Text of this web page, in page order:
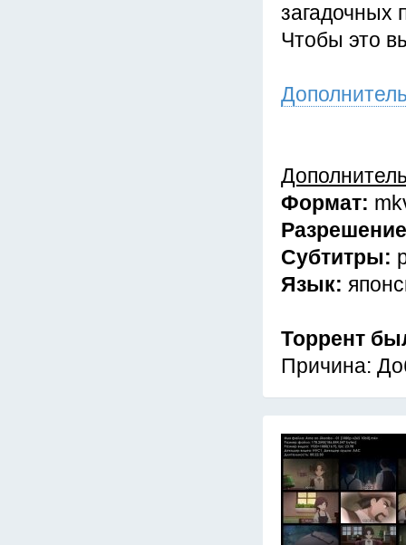
загадочных
Чтобы это
Формат:
Субтитры:
Язык:
Торрент
Причина: